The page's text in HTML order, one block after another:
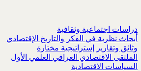
دراسات اجتماعية وثقافية
أبحاث نظرية في الفكر والتاريخ الإقتصادي
وثائق وتقارير إستراتيجية مختارة
الملتقى الاقتصادي العراقي العلمي الأول
السياسات الاقتصادية